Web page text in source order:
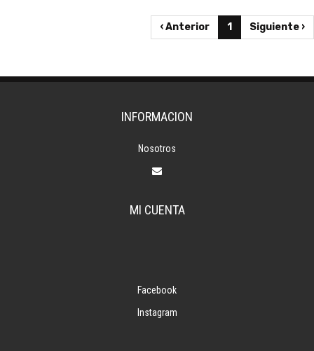
‹ Anterior 1 Siguiente ›
INFORMACION
Nosotros
MI CUENTA
Facebook
Instagram